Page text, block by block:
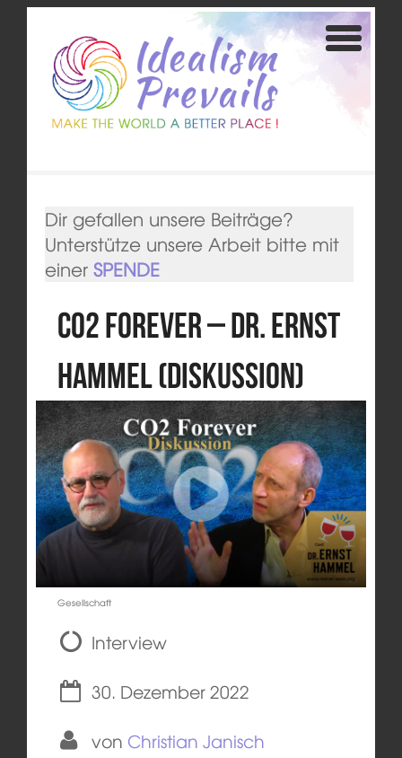
Dir gefallen unsere Beiträge?
Unterstütze unsere Arbeit bitte mit
einer SPENDE
CO2 Forever – Dr. Ernst
Hammel (Diskussion)
Gesellschaft
Interview
30. Dezember 2022
von Christian Janisch